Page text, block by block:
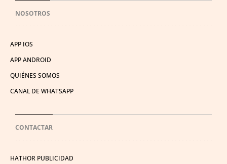
NOSOTROS
APP IOS
APP ANDROID
QUIÉNES SOMOS
CANAL DE WHATSAPP
CONTACTAR
HATHOR PUBLICIDAD